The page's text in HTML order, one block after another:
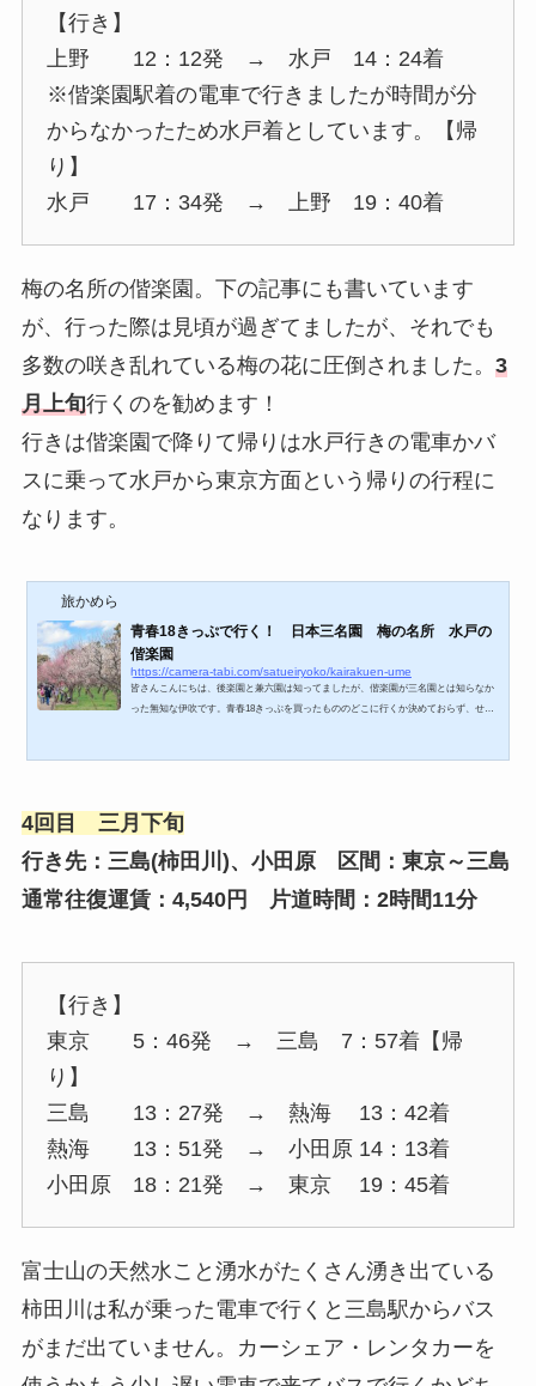
【行き】
上野 12：12発 → 水戸 14：24着
※偕楽園駅着の電車で行きましたが時間が分
からなかったため水戸着としています。【帰
り】
水戸 17：34発 → 上野 19：40着
梅の名所の偕楽園。下の記事にも書いています
が、行った際は見頃が過ぎてましたが、それでも
多数の咲き乱れている梅の花に圧倒されました。 3
月上旬行くのを勧めます！
行きは偕楽園で降りて帰りは水戸行きの電車かバ
スに乗って水戸から東京方面という帰りの行程に
なります。
旅かめら
青春18きっぷで行く！ 日本三名園 梅の名所 水戸の
偕楽園
https://camera-tabi.com/satueiryoko/kairakuen-ume
皆さんこんにちは、後楽園と兼六園は知ってましたが、偕楽園が三名園とは知らなか
った無知な伊吹です。青春18きっぷを買ったもののどこに行くか決めておらず、せっ
りました。偕楽園に行って思ったこと、コレ三...
4回目 三月下旬
行き先：三島(柿田川)、小田原 区間：東京～三島
通常往復運賃：4,540円 片道時間：2時間11分
【行き】
東京 5：46発 → 三島 7：57着【帰
り】
三島 13：27発 → 熱海 13：42着
熱海 13：51発 → 小田原 14：13着
小田原 18：21発 → 東京 19：45着
富士山の天然水こと湧水がたくさん湧き出ている
柿田川は私が乗った電車で行くと三島駅からバス
がまだ出ていません。カーシェア・レンタカーを